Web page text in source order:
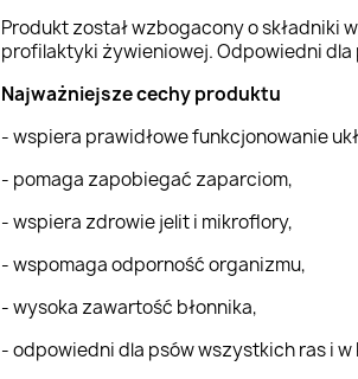
Produkt został wzbogacony o składniki
profilaktyki żywieniowej. Odpowiedni
Najważniejsze cechy produktu
- wspiera prawidłowe funkcjonowanie
- pomaga zapobiegać zaparciom,
- wspiera zdrowie jelit i mikroflory,
- wspomaga odporność organizmu,
- wysoka zawartość błonnika,
- odpowiedni dla psów wszystkich ras i w